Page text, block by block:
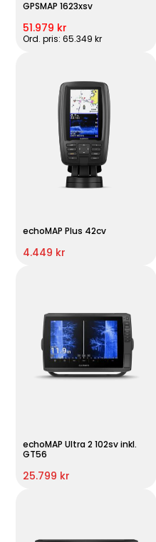
GPSMAP 1623xsv
51.979 kr
Ord. pris: 65.349 kr
echoMAP Plus 42cv
4.449 kr
echoMAP Ultra 2 102sv inkl.
GT56
25.799 kr